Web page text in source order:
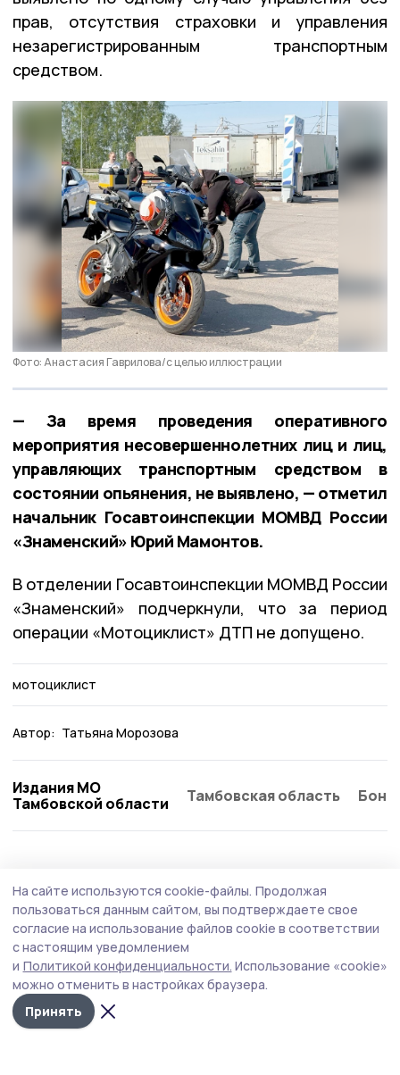
прав, отсутствия страховки и управления
незарегистрированным транспортным
средством.
Фото: Анастасия Гаврилова/с целью иллюстрации
— За время проведения оперативного
мероприятия несовершеннолетних лиц и лиц,
управляющих транспортным средством в
состоянии опьянения, не выявлено, — отметил
начальник Госавтоинспекции МОМВД России
«Знаменский» Юрий Мамонтов.
В отделении Госавтоинспекции МОМВД России
«Знаменский» подчеркнули, что за период
операции «Мотоциклист» ДТП не допущено.
мотоциклист
Автор: Татьяна Морозова
Издания МО
Тамбовской области
Тамбовская область
На сайте используются cookie-файлы. Продолжая
пользоваться данным сайтом, вы подтверждаете свое
согласие на использование файлов cookie в соответствии
с настоящим уведомлением
и Политикой конфиденциальности. Использование «cookie»
можно отменить в настройках браузера.
Принять